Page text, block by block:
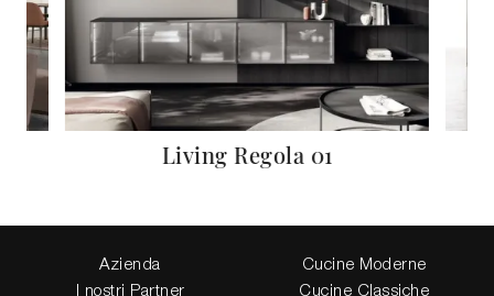
Living Regola 01
Azienda
I nostri Partner
Cucine Moderne
Cucine Classiche